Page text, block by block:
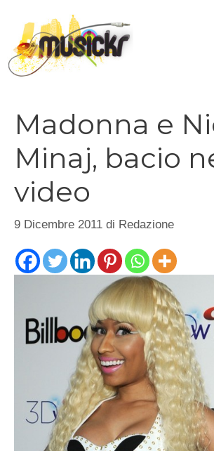
contenuto
Madonna e
Minaj, bacio
video
9 Dicembre 2011 di Redazione